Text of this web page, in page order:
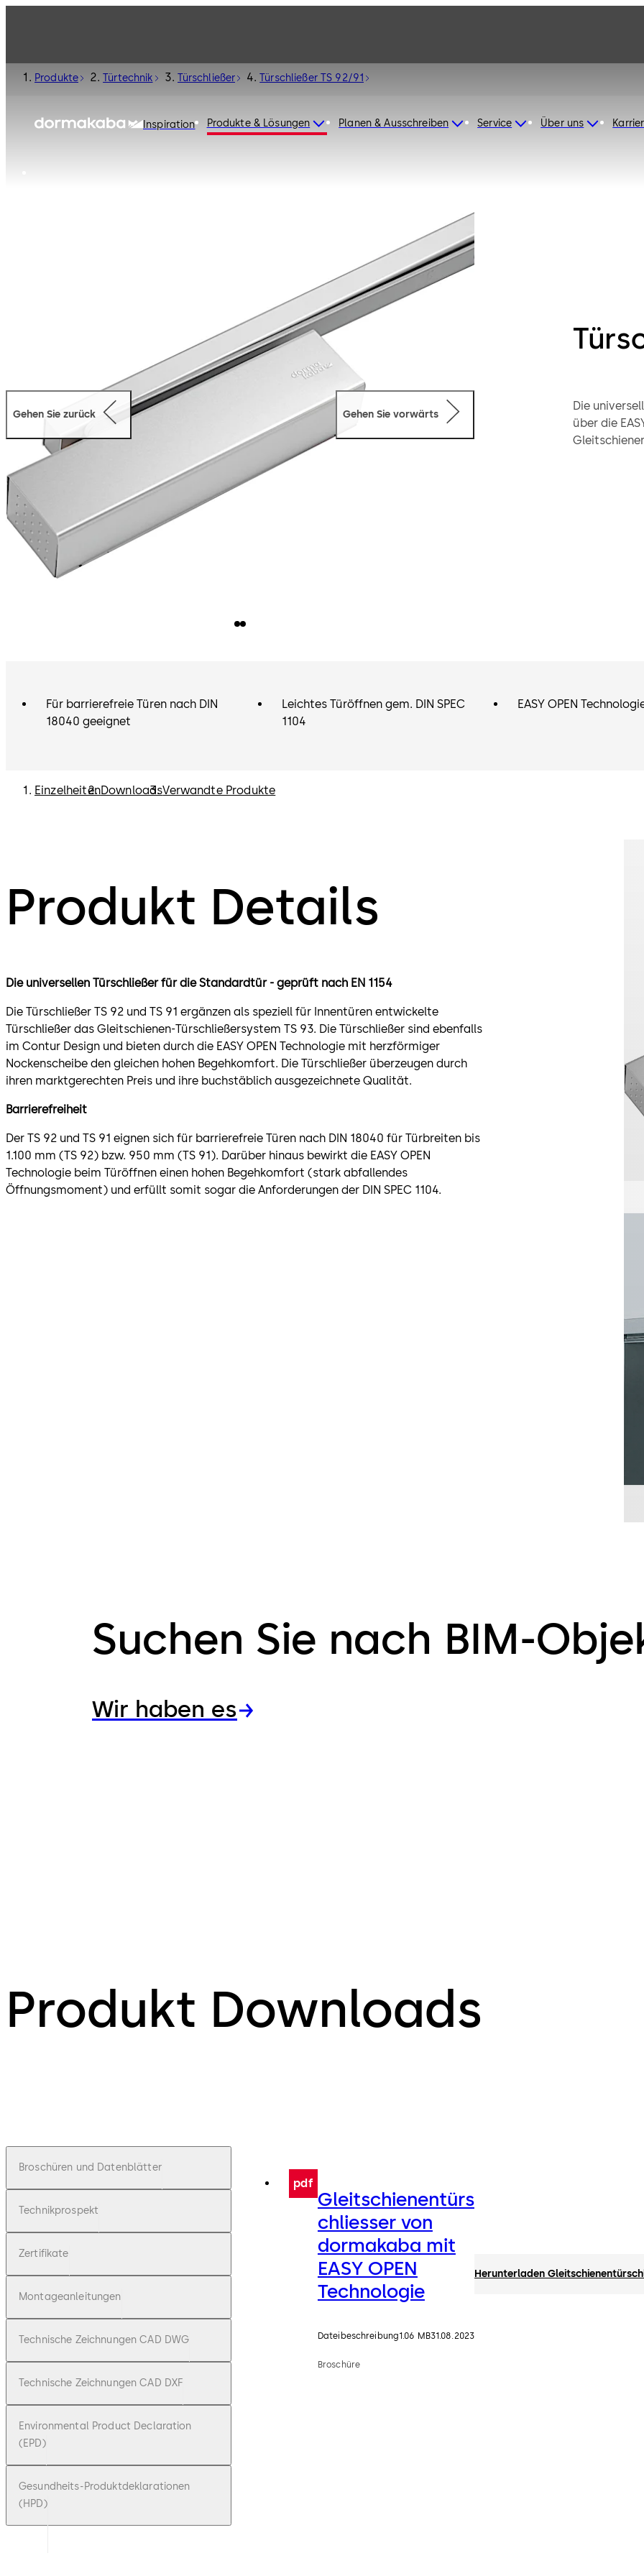
Inspiration Produkte & Lösungen Planen & Ausschreiben Service Über uns
Produkte Türtechnik Türschließer Türschließer TS 92/91
Die
über die
Gehen Sie zurück Gehen Sie vorwärts
Für barrierefreie Türen nach DIN
18040 geeignet
Leichtes Türöffnen gem. DIN SPEC
1104
EASY OPEN
EinzelheitenDownloadsVerwandte Produkte
Produkt Details
Die universellen Türschließer für die Standardtür - geprüft nach EN 1154
Die Türschließer TS 92 und TS 91 ergänzen als speziell für Innentüren entwickelte
Türschließer das Gleitschienen-Türschließersystem TS 93. Die Türschließer sind ebenfalls
im Contur Design und bieten durch die EASY OPEN Technologie mit herzförmiger
Nockenscheibe den gleichen hohen Begehkomfort. Die Türschließer überzeugen durch
ihren marktgerechten Preis und ihre buchstäblich ausgezeichnete Qualität.
Barrierefreiheit
Der TS 92 und TS 91 eignen sich für barrierefreie Türen nach DIN 18040 für Türbreiten bis
1.100 mm (TS 92) bzw. 950 mm (TS 91). Darüber hinaus bewirkt die EASY OPEN
Technologie beim Türöffnen einen hohen Begehkomfort (stark abfallendes
Öffnungsmoment) und erfüllt somit sogar die Anforderungen der DIN SPEC 1104.
Suchen Sie nach BIM-
Wir haben es
Produkt Downloads
Broschüren und Datenblätter
Technikprospekt
Zertifikate
Montageanleitungen
Technische Zeichnungen CAD DWG
Technische Zeichnungen CAD DXF
Environmental Product Declaration
(EPD)
Gesundheits-Produktdeklarationen
(HPD)
pdf
Gleitschienentürs
chliesser von
dormakaba mit
EASY OPEN
Technologie
Dateibeschreibung1.06 MB31.08.2023
Broschüre
Herunterladen